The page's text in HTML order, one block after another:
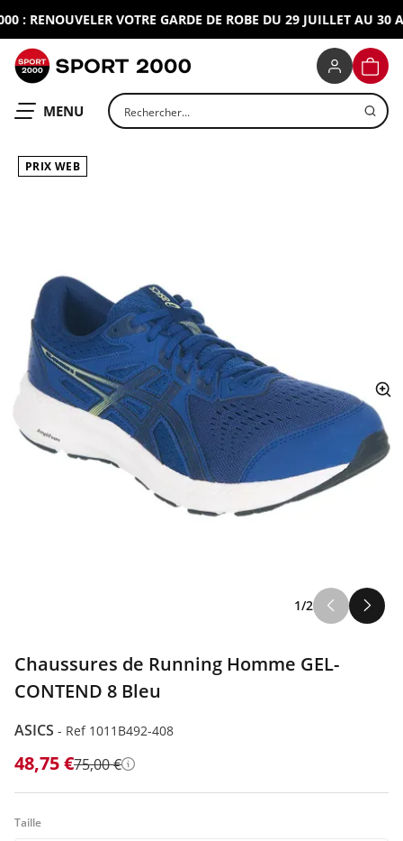
: RENOUVELER VOTRE GARDE DE ROBE DU 29 JUILLET AU 30
OUVRIR LE
MENU Rechercher un produit
PRIX WEB
1/2
Chaussures de Running Homme GEL-
CONTEND 8 Bleu
ASICS - Ref 1011B492-408
48,75 €75,00 € Détails
Taille